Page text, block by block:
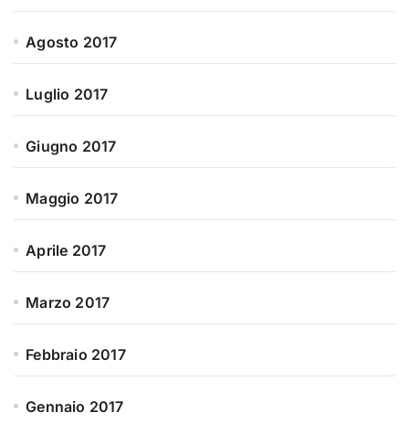
Agosto 2017
Luglio 2017
Giugno 2017
Maggio 2017
Aprile 2017
Marzo 2017
Febbraio 2017
Gennaio 2017